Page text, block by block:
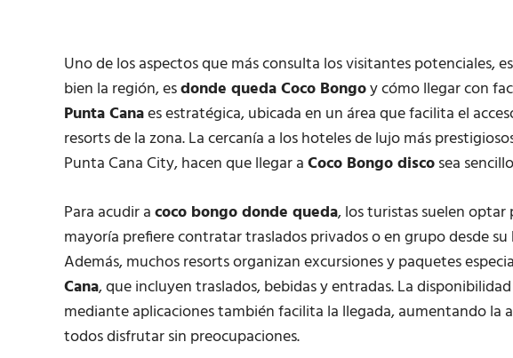
Uno de los aspectos que más consulta los visitantes potenciales,
bien la región, esdonde queda Coco Bongoy cómo llegar con
Punta Canaes estratégica, ubicada en un área que facilita el
resorts de la zona. La cercanía a los hoteles de lujo más
Punta Cana City, hacen que llegar aCoco Bongo discosea
Para acudir acoco bongo donde queda, los turistas suelen
mayoría prefiere contratar traslados privados o en grupo desde
Además, muchos resorts organizan excursiones y paquetes
Cana, que incluyen traslados, bebidas y entradas. La
mediante aplicaciones también facilita la llegada, aumentando la
todos disfrutar sin preocupaciones.